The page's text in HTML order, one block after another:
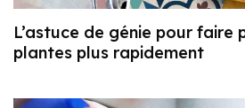
L’astuce de génie pour faire
plantes plus rapidement